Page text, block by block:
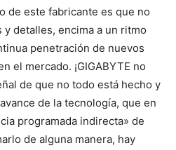
de este fabricante es que no
detalles, encima a un ritmo
penetración de nuevos
el mercado. ¡GIGABYTE no
de que no todo está hecho y
de la tecnología, que en
programada indirecta» de
de alguna manera, hay